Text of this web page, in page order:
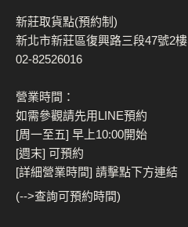
新莊取貨點(預約制)
新北市新莊區復興路三段47號2樓
02-82526016
營業時間：
如需參觀請先用LINE預約
[周一至五] 早上10:00開始
[週末] 可預約
[詳細營業時間] 請擊點下方連結
(-->查詢可預約時間)